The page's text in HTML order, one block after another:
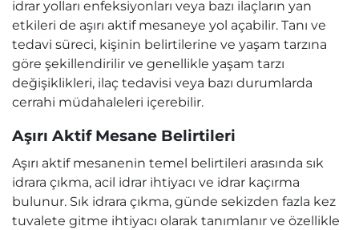
idrar yolları enfeksiyonları veya bazı ilaçların yan
etkileri de aşırı aktif mesaneye yol açabilir. Tanı ve
tedavi süreci, kişinin belirtilerine ve yaşam tarzına
göre şekillendirilir ve genellikle yaşam tarzı
değişiklikleri, ilaç tedavisi veya bazı durumlarda
cerrahi müdahaleleri içerebilir.
Aşırı Aktif Mesane Belirtileri
Aşırı aktif mesanenin temel belirtileri arasında sık
idrara çıkma, acil idrar ihtiyacı ve idrar kaçırma
bulunur. Sık idrara çıkma, günde sekizden fazla kez
tuvalete gitme ihtiyacı olarak tanımlanır ve özellikle